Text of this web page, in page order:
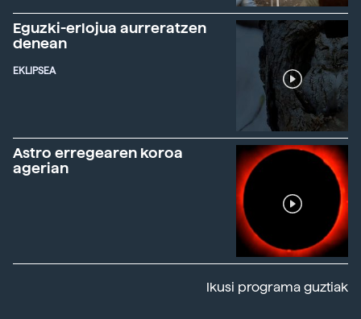
Eguzki-erlojua aurreratzen
denean
EKLIPSEA
Astro erregearen koroa
agerian
Ikusi programa guztiak